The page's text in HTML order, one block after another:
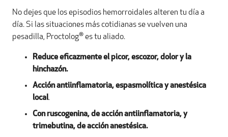
No dejes que los episodios hemorroidales alteren tu día a
día. Si las situaciones más cotidianas se vuelven una
pesadilla, Proctolog® es tu aliado.
Reduce eficazmente el picor, escozor, dolor y la
hinchazón.
Acción antiinflamatoria, espasmolítica y anestésica
local.
Con ruscogenina, de acción antiinflamatoria, y
trimebutina, de acción anestésica.